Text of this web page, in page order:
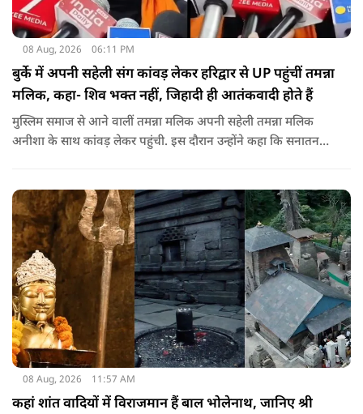
08 Aug, 2026 06:11 PM
बुर्के में अपनी सहेली संग कांवड़ लेकर हरिद्वार से UP पहुंचीं तमन्ना
मलिक, कहा- शिव भक्त नहीं, जिहादी ही आतंकवादी होते हैं
मुस्लिम समाज से आने वालीं तमन्ना मलिक अपनी सहेली तमन्ना मलिक
अनीशा के साथ कांवड़ लेकर पहुंची. इस दौरान उन्होंने कहा कि सनातन
08 Aug, 2026 11:57 AM
कहां शांत वादियों में विराजमान हैं बाल भोलेनाथ, जानिए श्री